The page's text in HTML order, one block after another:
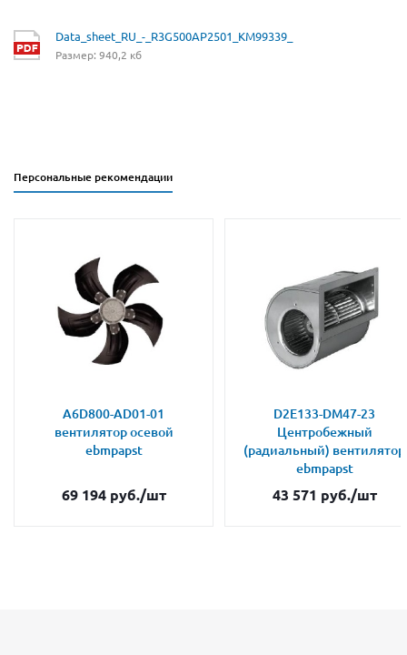
Data_sheet_RU_-_R3G500AP2501_KM99339_
Размер: 940,2 кб
Персональные рекомендации
A6D800-AD01-01
вентилятор осевой
ebmpapst
69 194руб./шт
D2E133-DM47-23
Центробежный
(радиальный) вентилятор
ebmpapst
43 571 руб./шт